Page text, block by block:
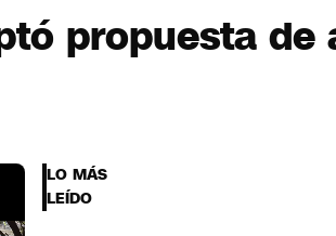
propuesta
LO MÁS
LEÍDO